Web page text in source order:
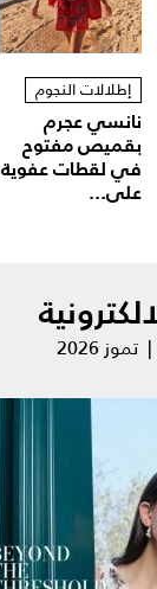
إطلالات النجوم
نانسي عجرم
بقميص مفتوح
في لقطات عفوية
على...